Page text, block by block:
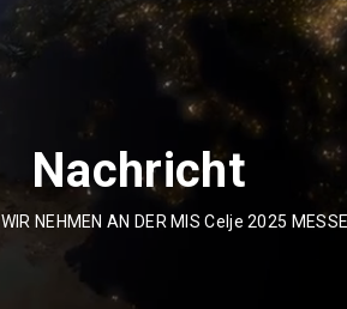
Nachricht
WIR NEHMEN AN DER MIS Celje 2025